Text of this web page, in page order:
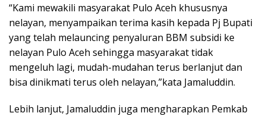
“Kami mewakili masyarakat Pulo Aceh khususnya
nelayan, menyampaikan terima kasih kepada Pj Bupati
yang telah melauncing penyaluran BBM subsidi ke
nelayan Pulo Aceh sehingga masyarakat tidak
mengeluh lagi, mudah-mudahan terus berlanjut dan
bisa dinikmati terus oleh nelayan,”kata Jamaluddin.
Lebih lanjut, Jamaluddin juga mengharapkan Pemkab